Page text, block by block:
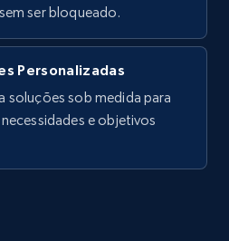
- Posts - Getting x
Description, Date
Quoted post, and more.
ser bloqueado.
Personalizadas
soluções sob medida para
e objetivos